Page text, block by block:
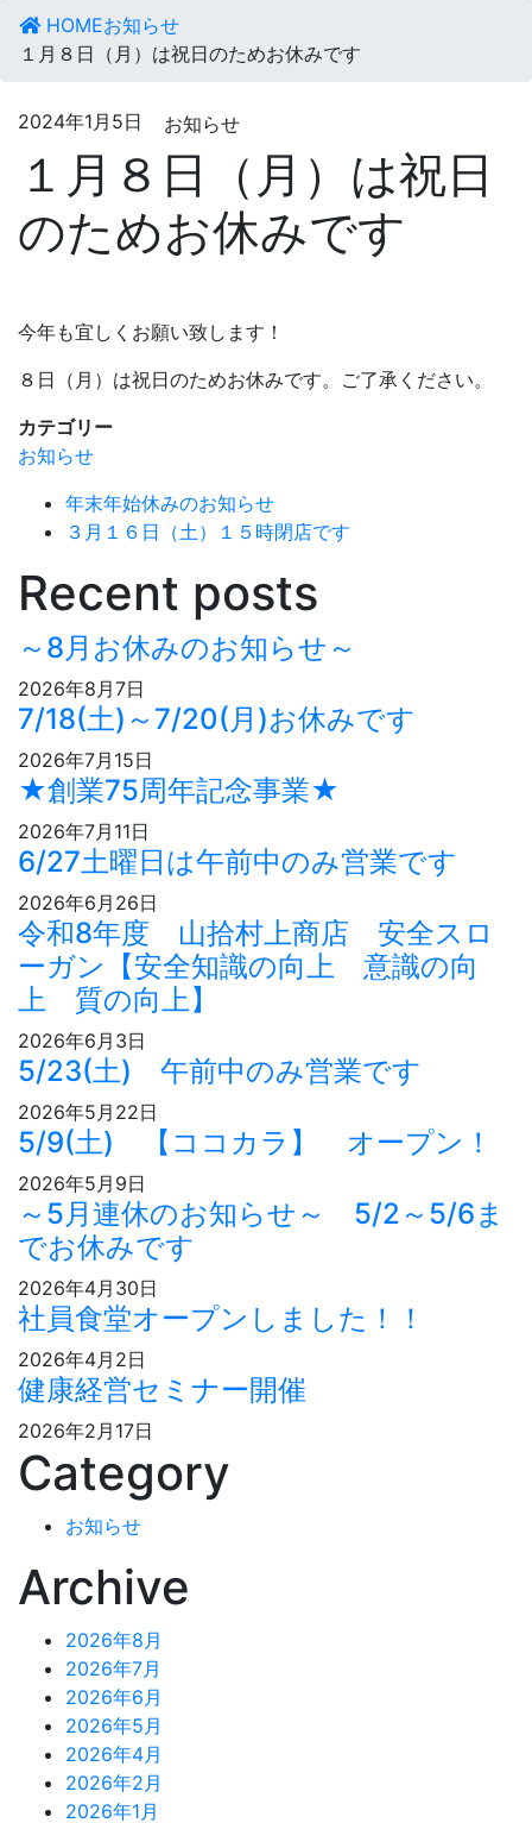
HOMEお知らせ
１月８日（月）は祝日のためお休みです
2024年1月5日 お知らせ
１月８日（月）は祝日
のためお休みです
今年も宜しくお願い致します！
８日（月）は祝日のためお休みです。ご了承ください。
カテゴリー
お知らせ
年末年始休みのお知らせ
３月１６日（土）１５時閉店です
Recent posts
～8月お休みのお知らせ～
2026年8月7日
7/18(土)～7/20(月)お休みです
2026年7月15日
★創業75周年記念事業★
2026年7月11日
6/27土曜日は午前中のみ営業です
2026年6月26日
令和8年度 山拾村上商店 安全スロ
ーガン【安全知識の向上 意識の向
上 質の向上】
2026年6月3日
5/23(土) 午前中のみ営業です
2026年5月22日
5/9(土) 【ココカラ】 オープン！
2026年5月9日
～5月連休のお知らせ～ 5/2～5/6ま
でお休みです
2026年4月30日
社員食堂オープンしました！！
2026年4月2日
健康経営セミナー開催
2026年2月17日
Category
お知らせ
Archive
2026年8月
2026年7月
2026年6月
2026年5月
2026年4月
2026年2月
2026年1月